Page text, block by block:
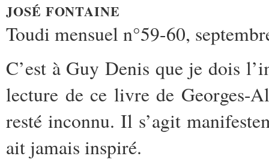
JOSÉ FONTAINE
Toudi mensuel n°59-60,
C’est à Guy Denis que je dois
lecture de ce livre de Georges-
resté inconnu. Il s’agit
ait jamais inspiré.